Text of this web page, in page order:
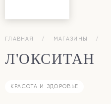
ГЛАВНАЯ МАГАЗИНЫ
Л'ОКСИТАН
КРАСОТА И ЗДОРОВЬЕ